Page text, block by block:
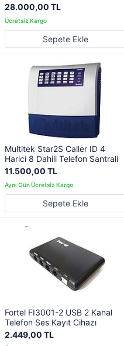
28.000,00 TL
Sepete Ekle
Multitek Star2S Caller ID 4
Harici 8 Dahili Telefon Santrali
11.500,00 TL
Sepete Ekle
Fortel FI3001-2 USB 2 Kanal
Telefon Ses Kayıt Cihazı
2.449,00 TL